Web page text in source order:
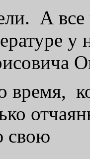
А все
у
время,
свою